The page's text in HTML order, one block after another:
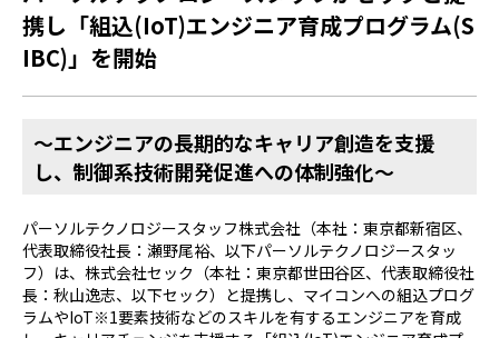
携し「組込(IoT)エンジニア育成プログラム(S
IBC)」を開始
～エンジニアの長期的なキャリア創造を支援
し、制御系技術開発促進への体制強化～
パーソルテクノロジースタッフ株式会社（本社：東京都新宿区、
代表取締役社長：瀬野尾裕、以下パーソルテクノロジースタッ
フ）は、株式会社セック（本社：東京都世田谷区、代表取締役社
長：秋山逸志、以下セック）と提携し、マイコンへの組込プログ
ラムやIoT※1要素技術などのスキルを有するエンジニアを育成